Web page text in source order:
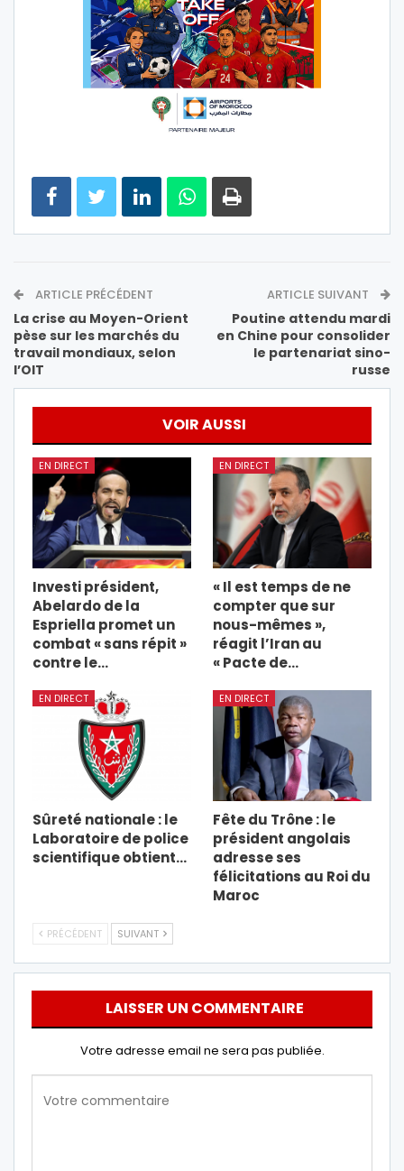
ARTICLE PRÉCÉDENT
La crise au Moyen-Orient
pèse sur les marchés du
travail mondiaux, selon
l’OIT
ARTICLE SUIVANT
Poutine attendu mardi
en Chine pour consolider
le partenariat sino-
russe
VOIR AUSSI
EN DIRECT
Investi président,
Abelardo de la
Espriella promet un
combat « sans répit »
contre le…
EN DIRECT
« Il est temps de ne
compter que sur
nous-mêmes »,
réagit l’Iran au
« Pacte de…
EN DIRECT
Sûreté nationale : le
Laboratoire de police
scientifique obtient…
EN DIRECT
Fête du Trône : le
président angolais
adresse ses
félicitations au Roi du
Maroc
PRÉCÉDENT SUIVANT
LAISSER UN COMMENTAIRE
Votre adresse email ne sera pas publiée.